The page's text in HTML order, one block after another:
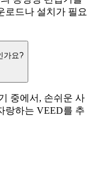
로드나 설치가 필요
가요?
중에서, 손쉬운 사
랑하는 VEED를 추